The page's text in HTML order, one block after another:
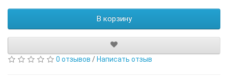
В корзину
0 отзывов / Написать отзыв